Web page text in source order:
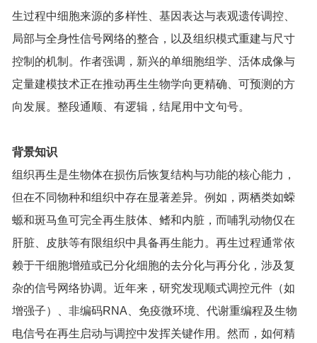
生过程中细胞来源的多样性、基因表达与表观遗传调控、
局部与全身性信号网络的整合，以及组织模式重建与尺寸
控制的机制。作者强调，新兴的单细胞组学、活体成像与
定量建模技术正在推动再生生物学向更精确、可预测的方
向发展。整段通顺、有逻辑，结尾用中文句号。
背景知识
组织再生是生物体在损伤后恢复结构与功能的核心能力，
但在不同物种和组织中存在显著差异。例如，两栖类如蝾
螈和斑马鱼可完全再生肢体、鳍和内脏，而哺乳动物仅在
肝脏、皮肤等有限组织中具备再生能力。再生过程通常依
赖于干细胞增殖或已分化细胞的去分化与再分化，涉及复
杂的信号网络协调。近年来，研究发现顺式调控元件（如
增强子）、非编码RNA、免疫微环境、代谢重编程及生物
电信号在再生启动与调控中发挥关键作用。然而，如何精